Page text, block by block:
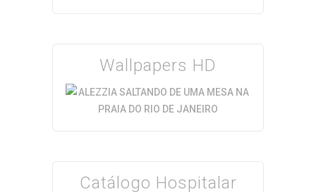
Wallpapers HD
Catálogo Hospitalar